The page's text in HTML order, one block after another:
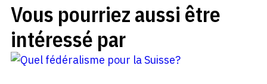
Vous pourriez aussi être
intéressé par